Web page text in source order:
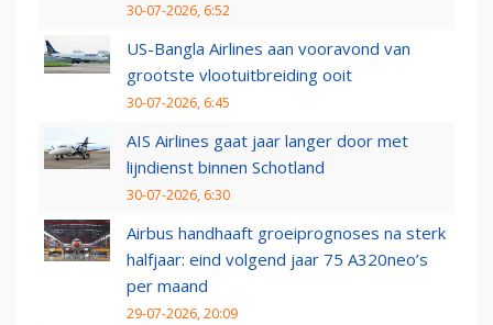
30-07-2026, 6:52
US-Bangla Airlines aan vooravond van
grootste vlootuitbreiding ooit
30-07-2026, 6:45
AIS Airlines gaat jaar langer door met
lijndienst binnen Schotland
30-07-2026, 6:30
Airbus handhaaft groeiprognoses na sterk
halfjaar: eind volgend jaar 75 A320neo’s
per maand
29-07-2026, 20:09